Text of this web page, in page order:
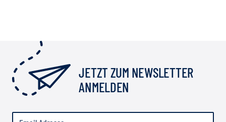
JETZT ZUM NEWSLETTER
ANMELDEN